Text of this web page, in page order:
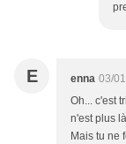
E enna 03/
Oh... c'est
n'est plus
Mais tu ne